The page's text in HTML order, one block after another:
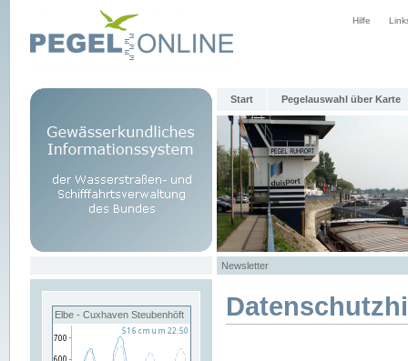
Hilfe
Start Pegelauswahl über Karte
Newsletter
Elbe - Cuxhaven Steubenhöft